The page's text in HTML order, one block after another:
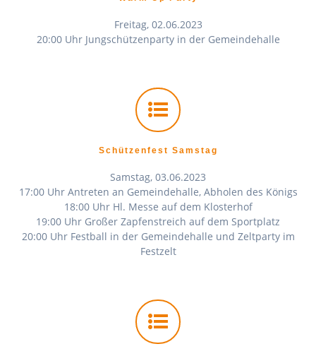
Freitag, 02.06.2023
20:00 Uhr Jungschützenparty in der Gemeindehalle
Schützenfest Samstag
Samstag, 03.06.2023
17:00 Uhr Antreten an Gemeindehalle, Abholen des Königs
18:00 Uhr Hl. Messe auf dem Klosterhof
19:00 Uhr Großer Zapfenstreich auf dem Sportplatz
20:00 Uhr Festball in der Gemeindehalle und Zeltparty im
Festzelt